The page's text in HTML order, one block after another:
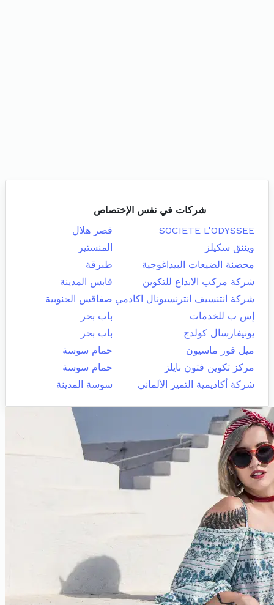
شركات في نفس الإختصاص
SOCIETE L'ODYSSEE
قصر هلال
ويننق سكيلز
المنستير
محضنة الضيعات البيداغوجية
طبرقة
شركة مركب الابداع للتكوين
قابس المدينة
شركة انتنسيف انترنسيونال اكادمي صفاقس الجنوبية
إس ب للخدمات
باب بحر
يونيفارسال كولدج
باب بحر
ميل فور ماسيون
حمام سوسة
مركز تكوين فتون نايلز
حمام سوسة
شركة أكاديمية التميز الألماني
سوسة المدينة